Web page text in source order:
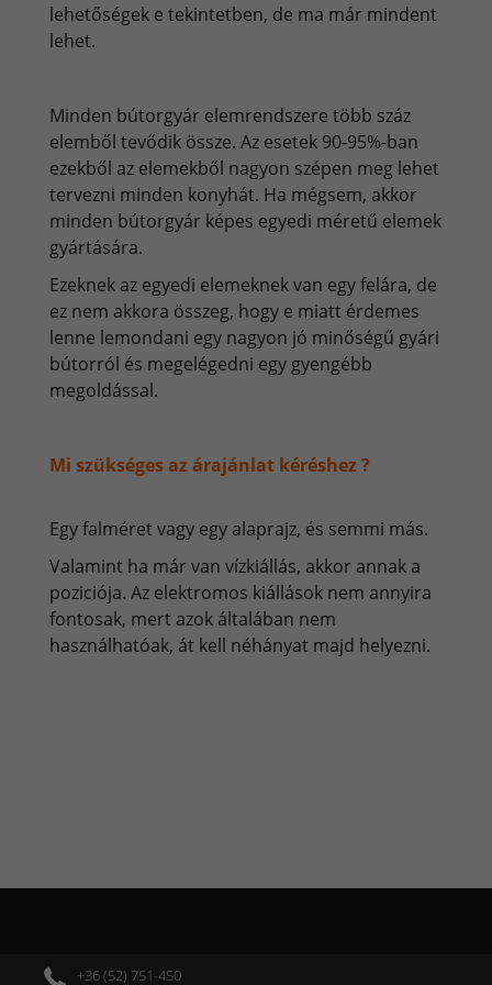
lehetőségek e tekintetben, de ma már mindent
lehet.
Minden bútorgyár elemrendszere több száz
elemből tevődik össze. Az esetek 90-95%-ban
ezekből az elemekből nagyon szépen meg lehet
tervezni minden konyhát. Ha mégsem, akkor
minden bútorgyár képes egyedi méretű elemek
gyártására.
Ezeknek az egyedi elemeknek van egy felára, de
ez nem akkora összeg, hogy e miatt érdemes
lenne lemondani egy nagyon jó minőségű gyári
bútorról és megelégedni egy gyengébb
megoldással.
Mi szükséges az árajánlat kéréshez ?
Egy falméret vagy egy alaprajz, és semmi más.
Valamint ha már van vízkiállás, akkor annak a
poziciója. Az elektromos kiállások nem annyira
fontosak, mert azok általában nem
használhatóak, át kell néhányat majd helyezni.
+36 (52) 751-450